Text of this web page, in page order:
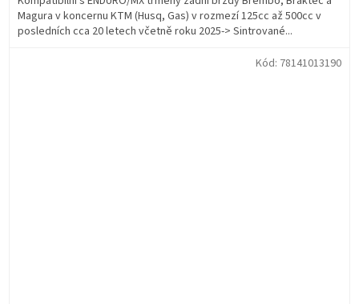
Magura v koncernu KTM (Husq, Gas) v rozmezí 125cc až 500cc v
posledních cca 20 letech včetně roku 2025-> Sintrované...
Kód: 78141013190